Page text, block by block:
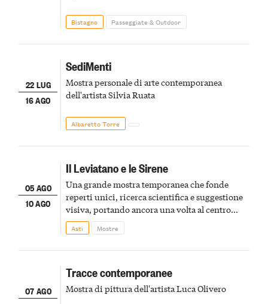
Bistagno Passeggiate & Outdoor
22 LUG
16 AGO
SediMenti
Mostra personale di arte contemporanea
dell'artista Silvia Ruata
Albaretto Torre
05 AGO
10 AGO
Il Leviatano e le Sirene
Una grande mostra temporanea che fonde
reperti unici, ricerca scientifica e suggestione
visiva, portando ancora una volta al centro
della scena le meraviglie del passato astigiano
Asti Mostre
07 AGO
Tracce contemporanee
Mostra di pittura dell'artista Luca Olivero